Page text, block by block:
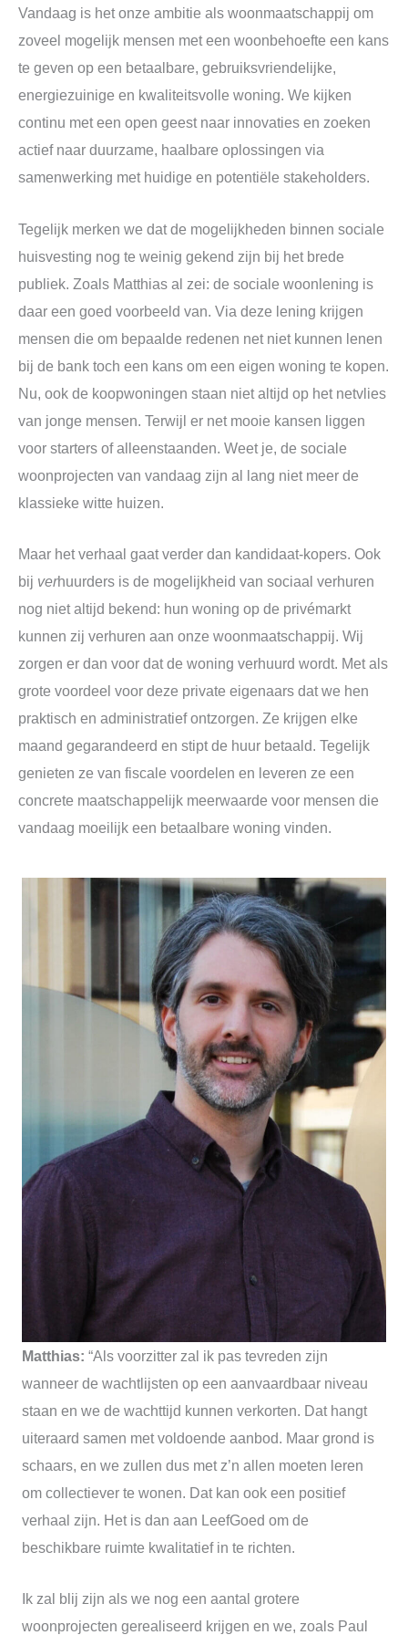
Vandaag is het onze ambitie als woonmaatschappij om
zoveel mogelijk mensen met een woonbehoefte een kans
te geven op een betaalbare, gebruiksvriendelijke,
energiezuinige en kwaliteitsvolle woning. We kijken
continu met een open geest naar innovaties en zoeken
actief naar duurzame, haalbare oplossingen via
samenwerking met huidige en potentiële stakeholders.
Tegelijk merken we dat de mogelijkheden binnen sociale
huisvesting nog te weinig gekend zijn bij het brede
publiek. Zoals Matthias al zei: de sociale woonlening is
daar een goed voorbeeld van. Via deze lening krijgen
mensen die om bepaalde redenen net niet kunnen lenen
bij de bank toch een kans om een eigen woning te kopen.
Nu, ook de koopwoningen staan niet altijd op het netvlies
van jonge mensen. Terwijl er net mooie kansen liggen
voor starters of alleenstaanden. Weet je, de sociale
woonprojecten van vandaag zijn al lang niet meer de
klassieke witte huizen.
Maar het verhaal gaat verder dan kandidaat-kopers. Ook
bij verhuurders is de mogelijkheid van sociaal verhuren
nog niet altijd bekend: hun woning op de privémarkt
kunnen zij verhuren aan onze woonmaatschappij. Wij
zorgen er dan voor dat de woning verhuurd wordt. Met als
grote voordeel voor deze private eigenaars dat we hen
praktisch en administratief ontzorgen. Ze krijgen elke
maand gegarandeerd en stipt de huur betaald. Tegelijk
genieten ze van fiscale voordelen en leveren ze een
concrete maatschappelijk meerwaarde voor mensen die
vandaag moeilijk een betaalbare woning vinden.
Matthias: “Als voorzitter zal ik pas tevreden zijn
wanneer de wachtlijsten op een aanvaardbaar niveau
staan en we de wachttijd kunnen verkorten. Dat hangt
uiteraard samen met voldoende aanbod. Maar grond is
schaars, en we zullen dus met z’n allen moeten leren
om collectiever te wonen. Dat kan ook een positief
verhaal zijn. Het is dan aan LeefGoed om de
beschikbare ruimte kwalitatief in te richten.
Ik zal blij zijn als we nog een aantal grotere
woonprojecten gerealiseerd krijgen en we, zoals Paul